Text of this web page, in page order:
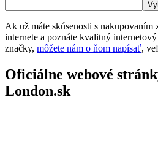
Ak už máte skúsenosti s nakupovaním
internete a poznáte kvalitný
značky, môžete nám o ňom napísať,
Oficiálne webové
London.sk